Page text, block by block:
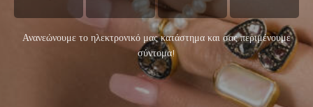
Ανανεώνουμε το ηλεκτρονικό μας κατάστημα και σας περιμένουμε
σύντομα!